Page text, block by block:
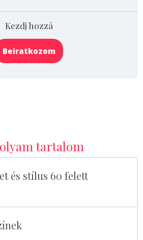
Kezdj hozzá
Beiratkozom
tartalom
és stílus 60 felett